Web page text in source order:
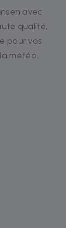
avec
qualité,
pour vos
météo.